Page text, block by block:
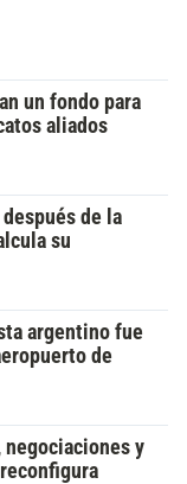
un fondo para
aliados
después de la
su
argentino fue
de
y